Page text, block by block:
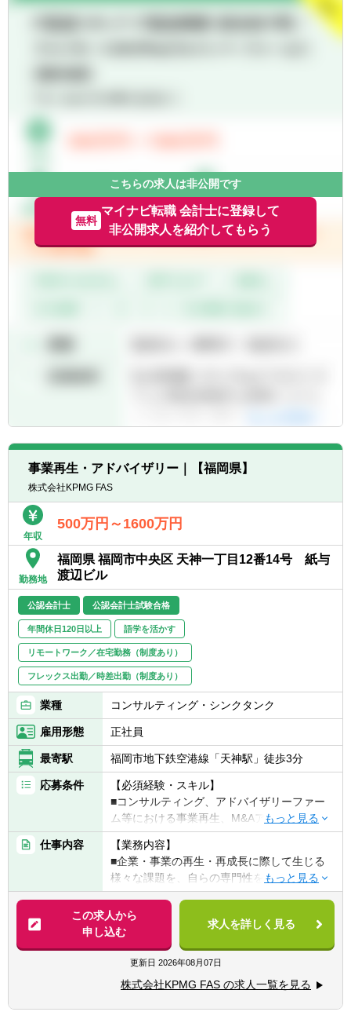
ております
※金融系は担当しておりません
円位※上場企業も有
※職位、個々の案件にて件数は
からのご紹介やセミナーにて徐々に増えてい
る状況です。
こちらの求人は非公開です
無料
マイナビ転職 会計士に登録して
非公開求人を紹介してもらう
事業再生・アドバイザリー｜【福岡県】
株式会社KPMG FAS
年収
500万円～1600万円
勤務地
福岡県 福岡市中央区 天神一丁目12番14号 紙与
渡辺ビル
公認会計士 公認会計士試験合格
年間休日120日以上 語学を活かす
リモートワーク／在宅勤務（制度あり）
フレックス出勤／時差出勤（制度あり）
業種 コンサルティング・シンクタンク
雇用形態 正社員
最寄駅 福岡市地下鉄空港線「天神駅」徒歩3分
応募条件
【必須経験・スキル】
■コンサルティング、アドバイザリーファー
ム等における事業再生、M&Aアドバイザリー
等での業務経験者
■金融機関の本部（審査部門、法人向けソリ
ューション（M&A）部門、国際部門等）での
アドバイザリー業務経験者
■公認会計士資格保有者で監査業務経験者
■金融機関（法人向け業務）または事業会社
（経営企画部署等）における原則3年以上の
実務経験者
【歓迎経験・スキル】
仕事内容
【業務内容】
■企業・事業の再生・再成長に際して生じる
様々な課題を、自らの専門性をもって解決、
社会に貢献し、自らも成長することをミッシ
ョンとして業務に取り組んでいます。
【具体的に】
〈提供するアドバイザリーサービス〉
■再生・再成長を目指す企業・事業の戦略立
案・事業計画策定・実行支援
■各種ステークホルダーとの交渉・利害調
この求人から
申し込む
求人を詳しく見る
更新日 2026年08月07日
株式会社KPMG FAS の求人一覧を見る